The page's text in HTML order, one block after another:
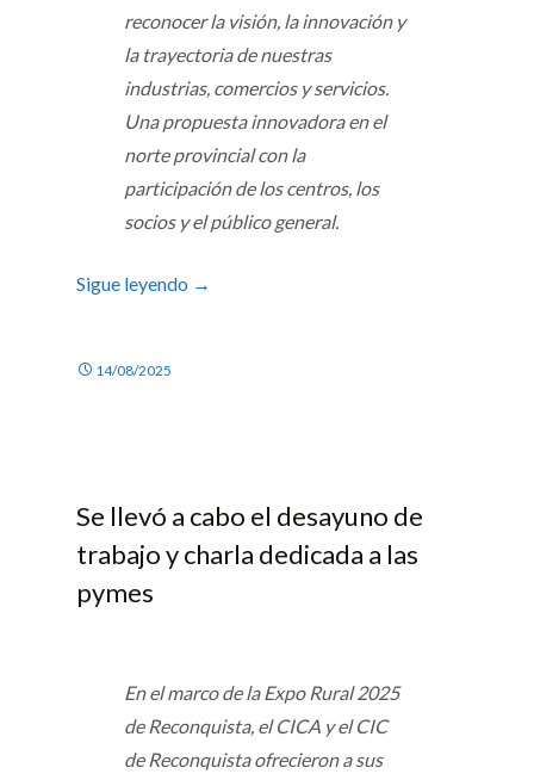
reconocer la visión, la innovación y
la trayectoria de nuestras
industrias, comercios y servicios.
Una propuesta innovadora en el
norte provincial con la
participación de los centros, los
socios y el público general.
Sigue leyendo →
14/08/2025
Se llevó a cabo el desayuno de
trabajo y charla dedicada a las
pymes
En el marco de la Expo Rural 2025
de Reconquista, el CICA y el CIC
de Reconquista ofrecieron a sus